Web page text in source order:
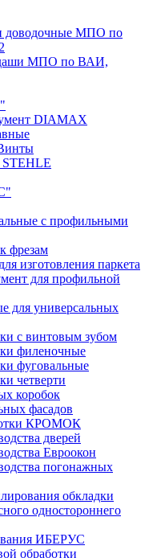
доводочные МПО по
МПО по ВАИ,
DIAMAX
с профильными
фрезам
изготовления паркета
для профильной
для универсальных
с винтовым зубом
филеночные
фуговальные
четверти
коробок
фасадов
КРОМОК
дверей
Евроокон
погонажных
обкладки
одностороннего
ИБЕРУС
обработки